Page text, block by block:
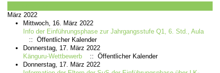
März 2022
Mittwoch, 16. März 2022
Info der Einführungsphase zur Jahrgangsstufe Q1, 6. Std., Aula
:: Öffentlicher Kalender
Donnerstag, 17. März 2022
Känguru-Wettbewerb
:: Öffentlicher Kalender
Donnerstag, 17. März 2022